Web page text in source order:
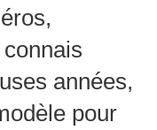
années,
pour